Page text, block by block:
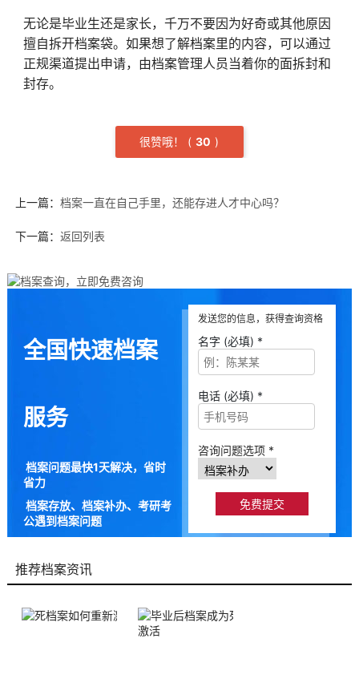
无论是毕业生还是家长，千万不要因为好奇或其他原因
擅自拆开档案袋。如果想了解档案里的内容，可以通过
正规渠道提出申请，由档案管理人员当着你的面拆封和
封存。
很赞哦！ ( 30 )
上一篇： 档案一直在自己手里，还能存进人才中心吗？
下一篇： 返回列表
全国快速档案
服务
档案问题最快1天解决，省时
省力
档案存放、档案补办、考研考
公遇到档案问题
发送您的信息，获得查询资格
名字 (必填) *
电话 (必填) *
咨询问题选项 *
推荐档案资讯